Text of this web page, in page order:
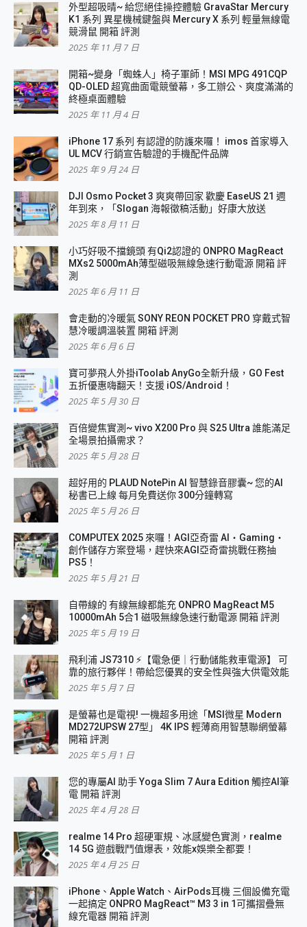
外型超吸晴~ 給您絕佳操控體驗 GravaStar Mercury
K1 系列 異星機械鍵盤與 Mercury X 系列 輕量無線電
競滑鼠 開箱 評測
2025 年 11 月 7 日
開箱~變身「蜘蛛人」椅子軍師！MSI MPG 491CQP
QD-OLED 超寬曲面電競螢幕，多工辦公、爽度滿滿的
終極桌面體驗
2025 年 11 月 4 日
iPhone 17 系列 有認證的防護來囉！ imos 首家導入
UL MCV 行銷宣告驗證的手機配件品牌
2025 年 9 月 24 日
DJI Osmo Pocket 3 爽爽帶回家 歡慶 EaseUS 21 週
年到來，「Slogan 海報徵稿活動」好康大放送
2025 年 8 月 11 日
小巧好吸不擋鏡頭 有Qi2認證的 ONPRO MagReact
MXs2 5000mAh薄型磁吸無線急速行動電源 開箱 評
測
2025 年 6 月 11 日
會走動的冷暖氣 SONY REON POCKET PRO 穿戴式智
慧冷暖調溫裝置 開箱 評測
2025 年 6 月 6 日
寶可夢飛人外掛iToolab AnyGo全新升級，GO Fest
五折優惠嗨翻天！支援 iOS/Android！
2025 年 5 月 30 日
百倍變焦實測~ vivo X200 Pro 與 S25 Ultra 誰能滿足
全場景拍攝需求？
2025 年 5 月 28 日
超好用的 PLAUD NotePin AI 智慧錄音膠囊~ 您的AI
秘書已上線 每月免費送你 300分鐘轉寫
2025 年 5 月 26 日
COMPUTEX 2025 來囉！AGI亞奇雷 AI・Gaming・
創作儲存方案登場，趕快來AGI亞奇雷挑戰任務抽
PS5！
2025 年 5 月 21 日
自帶線的 有線無線都能充 ONPRO MagReact M5
10000mAh 5合1 磁吸無線急速行動電源 開箱 評測
2025 年 5 月 19 日
飛利浦 JS7310 ⚡【電急便｜行動儲能救車電源】 可
靠的旅行夥伴！帶給您優異的安全性與強大供電效能
2025 年 5 月 7 日
是螢幕也是電視! 一機超多用途「MSI微星 Modern
MD272UPSW 27型」 4K IPS 輕薄商用智慧聯網螢幕
開箱 評測
2025 年 5 月 1 日
您的專屬AI 助手 Yoga Slim 7 Aura Edition 觸控AI筆
電 開箱 評測
2025 年 4 月 28 日
realme 14 Pro 超硬軍規、冰感變色實測，realme
14 5G 遊戲戰鬥值爆表，效能x娛樂全都要！
2025 年 4 月 25 日
iPhone、Apple Watch、AirPods耳機 三個設備充電
一起搞定 ONPRO MagReact™ M3 3 in 1可攜摺疊無
線充電器 開箱 評測